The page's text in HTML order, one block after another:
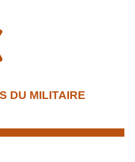
DU MILITAIRE